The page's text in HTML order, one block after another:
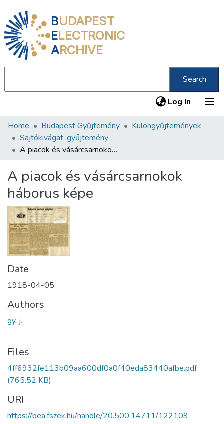
BUDAPEST
ELECTRONIC
ARCHIVE
Search
Log In (current)
Communities & Collections
All of DSpace
About us
Home Budapest Gyűjtemény
Különgyűjtemények
Sajtókivágat-gyűjtemény
A piacok és vásárcsarnokok háborus képe
A piacok és vásárcsarnokok
háborus képe
Date
1918-04-05
Authors
gy. j.
Files
4ff6932fe113b09aa600df0a0f40eda83440afbe.pdf
(765.52 KB)
URI
https://bea.fszek.hu/handle/20.500.14711/122109